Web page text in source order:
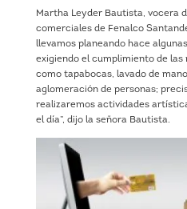
Martha Leyder Bautista, vocera
comerciales de Fenalco
llevamos planeando hace
exigiendo el cumplimiento de las
como tapabocas, lavado de
aglomeración de personas;
realizaremos actividades
el día”, dijo la señora Bautista.